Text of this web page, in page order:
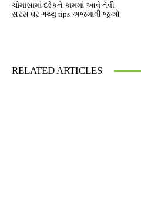
ચોમાસામાં દરેકને કામમાં આવે તેવી
સરસ ઘર ગથ્થુ tips અજમાવી જુઓ
RELATED ARTICLES